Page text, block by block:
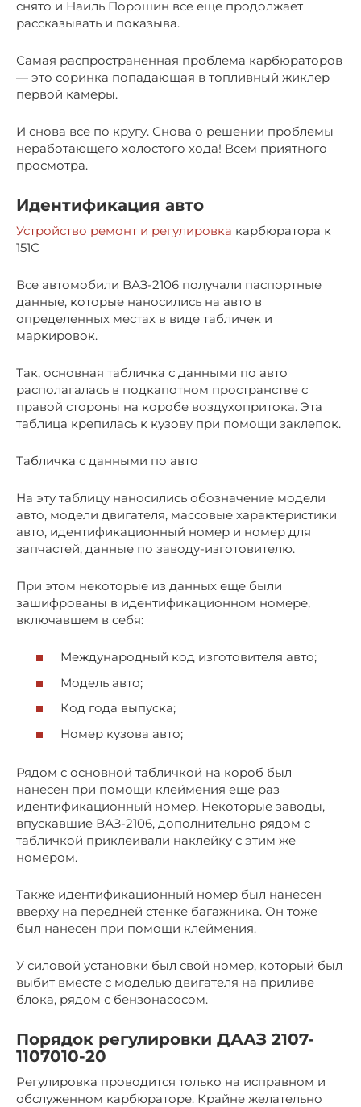
снято и Наиль Порошин все еще продолжает
рассказывать и показыва.
Самая распространенная проблема карбюраторов
— это соринка попадающая в топливный жиклер
первой камеры.
И снова все по кругу. Снова о решении проблемы
неработающего холостого хода! Всем приятного
просмотра.
Идентификация авто
Устройство ремонт и регулировка карбюратора к
151С
Все автомобили ВАЗ-2106 получали паспортные
данные, которые наносились на авто в
определенных местах в виде табличек и
маркировок.
Так, основная табличка с данными по авто
располагалась в подкапотном пространстве с
правой стороны на коробе воздухопритока. Эта
таблица крепилась к кузову при помощи заклепок.
Табличка с данными по авто
На эту таблицу наносились обозначение модели
авто, модели двигателя, массовые характеристики
авто, идентификационный номер и номер для
запчастей, данные по заводу-изготовителю.
При этом некоторые из данных еще были
зашифрованы в идентификационном номере,
включавшем в себя:
Международный код изготовителя авто;
Модель авто;
Код года выпуска;
Номер кузова авто;
Рядом с основной табличкой на короб был
нанесен при помощи клеймения еще раз
идентификационный номер. Некоторые заводы,
впускавшие ВАЗ-2106, дополнительно рядом с
табличкой приклеивали наклейку с этим же
номером.
Также идентификационный номер был нанесен
вверху на передней стенке багажника. Он тоже
был нанесен при помощи клеймения.
У силовой установки был свой номер, который был
выбит вместе с моделью двигателя на приливе
блока, рядом с бензонасосом.
Порядок регулировки ДААЗ 2107-
1107010-20
Регулировка проводится только на исправном и
обслуженном карбюраторе. Крайне желательно